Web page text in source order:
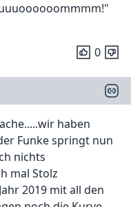
0
haben
Funke springt nun
nichts
mal Stolz
2019 mit all den